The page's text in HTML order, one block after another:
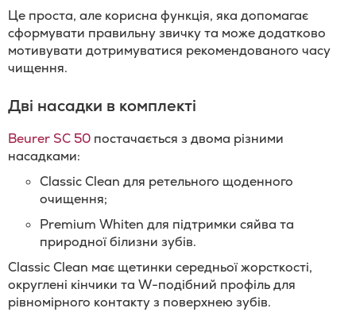
Це проста, але корисна функція, яка допомагає
сформувати правильну звичку та може додатково
мотивувати дотримуватися рекомендованого часу
чищення.
Дві насадки в комплекті
Beurer SC 50 постачається з двома різними
насадками:
Classic Clean для ретельного щоденного
очищення;
Premium Whiten для підтримки сяйва та
природної білизни зубів.
Classic Clean має щетинки середньої жорсткості,
округлені кінчики та W-подібний профіль для
рівномірного контакту з поверхнею зубів.